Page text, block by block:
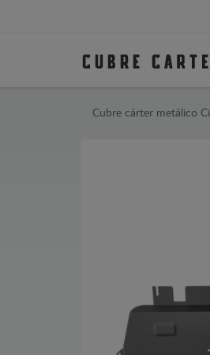
Cubre cárter metálico